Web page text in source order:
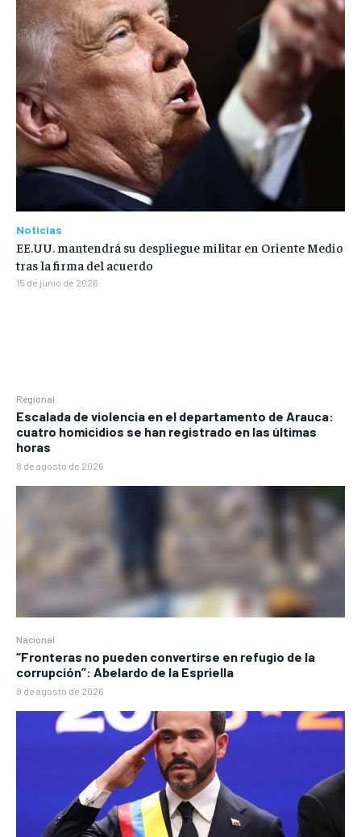
Regional
Escalada de violencia en el departamento de Arauca:
cuatro homicidios se han registrado en las últimas
horas
8 de agosto de 2026
Nacional
“Fronteras no pueden convertirse en refugio de la
corrupción”: Abelardo de la Espriella
8 de agosto de 2026
Noticias
EE.UU. mantendrá su despliegue militar en Oriente Medio
tras la firma del acuerdo
15 de junio de 2026